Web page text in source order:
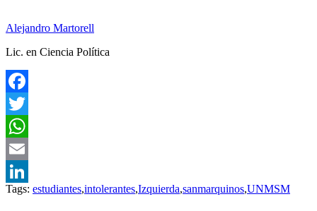
Alejandro Martorell
Lic. en Ciencia Política
Facebook
Twitter
WhatsApp
Email
LinkedIn
Tags: estudiantes,intolerantes,Izquierda,sanmarquinos,UNMSM